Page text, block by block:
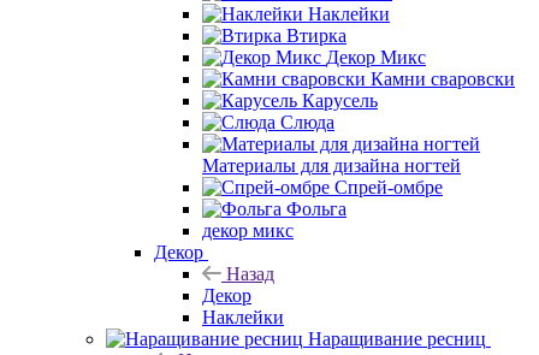
Наклейки
Втирка
Декор Микс
Камни сваровски
Карусель
Слюда
Материалы для дизайна ногтей
Спрей-омбре
Фольга
декор микс
Декор
Назад
Декор
Наклейки
Наращивание ресниц